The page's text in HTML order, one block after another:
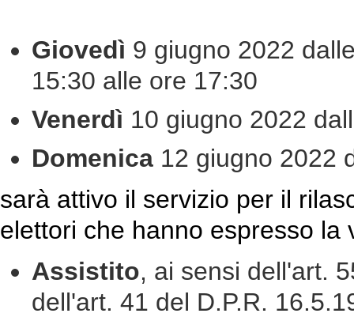
Giovedì 9 giugno 2022
15:30 alle ore 17:30
Venerdì 10 giugno 2022
Domenica 12 giugno 2022
sarà attivo il servizio per il
elettori che hanno espresso
Assistito, ai sensi dell'art.
dell'art. 41 del D.P.R.